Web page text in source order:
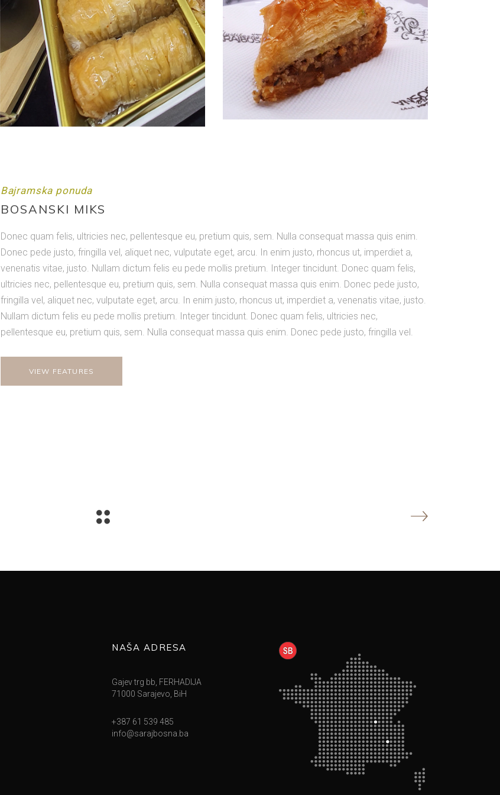
Bajramska ponuda
BOSANSKI MIKS
Donec quam felis, ultricies nec, pellentesque eu, pretium quis, sem. Nulla consequat massa quis enim.
Donec pede justo, fringilla vel, aliquet nec, vulputate eget, arcu. In enim justo, rhoncus ut, imperdiet a,
venenatis vitae, justo. Nullam dictum felis eu pede mollis pretium. Integer tincidunt. Donec quam felis,
ultricies nec, pellentesque eu, pretium quis, sem. Nulla consequat massa quis enim. Donec pede justo,
fringilla vel, aliquet nec, vulputate eget, arcu. In enim justo, rhoncus ut, imperdiet a, venenatis vitae, justo.
Nullam dictum felis eu pede mollis pretium. Integer tincidunt. Donec quam felis, ultricies nec,
pellentesque eu, pretium quis, sem. Nulla consequat massa quis enim. Donec pede justo, fringilla vel.
VIEW FEATURES
NAŠA ADRESA
Gajev trg bb, FERHADIJA
71000 Sarajevo, BiH
+387 61 539 485
info@sarajbosna.ba